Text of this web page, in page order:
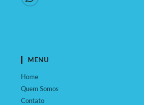
MENU
Home
Quem Somos
Contato